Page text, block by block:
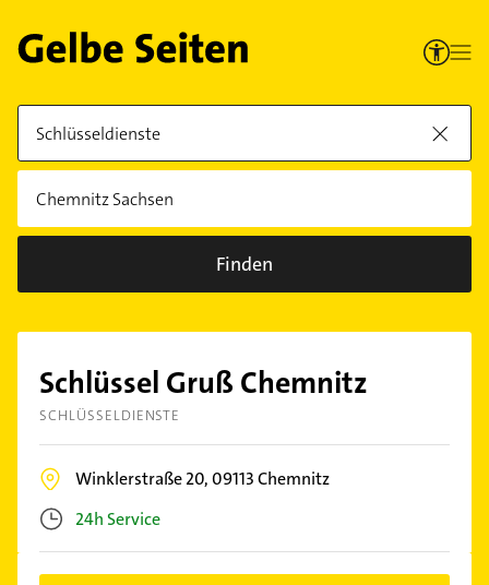
Finden
Schlüssel Gruß Chemnitz
SCHLÜSSELDIENSTE
Winklerstraße 20,09113Chemnitz
24h Service